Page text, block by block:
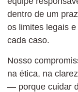
dentro de um
os limites legais
cada caso.
Nosso
na ética, na
— porque cuidar